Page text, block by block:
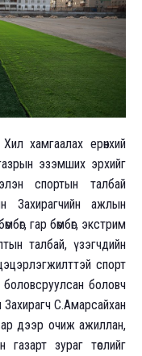
хамгаалах ерөнхий
эзэмших эрхийг
спортын талбай
Захирагчийн ажлын
гар бөмбөг, экстрим
талбай, үзэгчдийн
спорт
боловсруулсан боловч
Захирагч С.Амарсайхан
дээр очиж ажиллан,
газарт зураг төслийг